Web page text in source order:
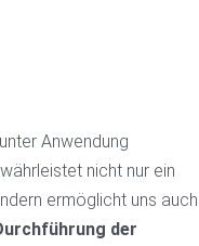
Anwendung
nicht nur ein
ermöglicht uns auch
der